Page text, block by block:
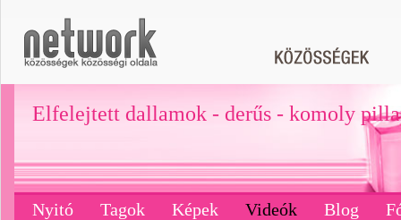
Elfelejtett dallamok - derűs - komoly
Nyitó Tagok Képek Videók Blog